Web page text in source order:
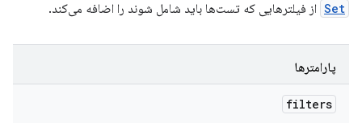
Set از فیلترهایی که تست‌ها باید شامل شوند را اضافه می‌کند.
پارامترها
filters